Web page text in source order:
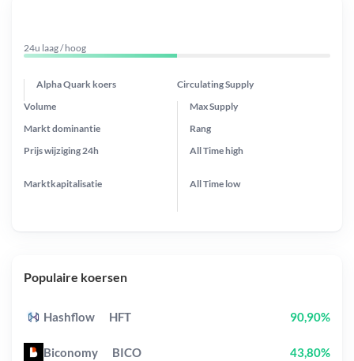
24u laag / hoog
Alpha Quark koers Circulating Supply
Prijs wijziging 24h
Max Supply
Markt dominantie
Marktkapitalisatie
Volume
Rang
All Timehigh
All Time low
Populaire koersen
Hashflow HFT 90,90%
Biconomy BICO 43,80%